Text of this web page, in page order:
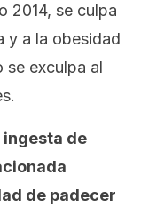
2014, se culpa
y a la obesidad
se exculpa al
ingesta de
de padecer